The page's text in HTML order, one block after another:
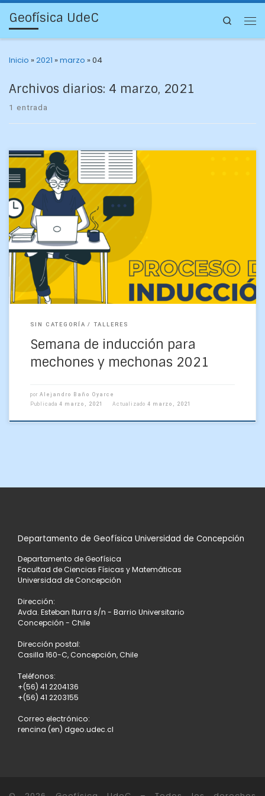
Geofísica UdeC Search
Inicio »2021 »marzo »04
Archivos diarios: 4 marzo, 2021
1 entrada
SIN CATEGORÍA TALLERES
Semana de inducción para
mechones y mechonas 2021
por Alejandro Baño Oyarce
Publicada 4 marzo, 2021 Actualizado 4 marzo, 2021
Departamento de Geofísica Universidad de Concepción
Departamento de Geofísica
Facultad de Ciencias Físicas y Matemáticas
Universidad de Concepción
Dirección:
Avda. Esteban Iturra s/n - Barrio Universitario
Concepción - Chile
Dirección postal:
Casilla 160-C, Concepción, Chile
Teléfonos:
+(56) 41 2204136
+(56) 41 2203155
Correo electrónico:
rencina (en) dgeo.udec.cl